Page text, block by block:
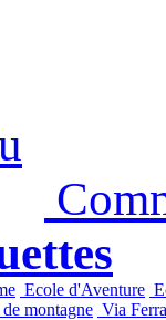
Ecole d'Aventure
montagne Via